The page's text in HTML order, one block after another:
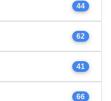
44
62
41
66